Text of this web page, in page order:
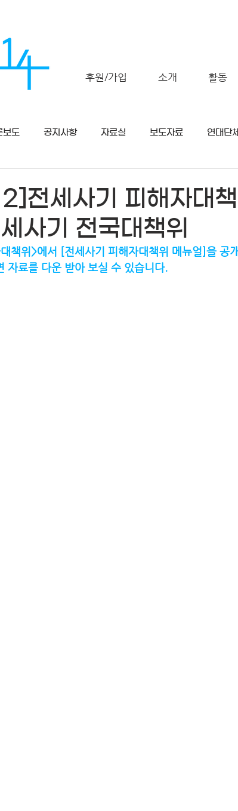
후원/가입 소개 활동
보도 공지사항 자료실 보도자료 연대단체
전세사기 피해자대
사기 전국대책위
책위>에서 [전세사기 피해자대책위 메뉴얼]을 공
자료를 다운 받아 보실 수 있습니다.